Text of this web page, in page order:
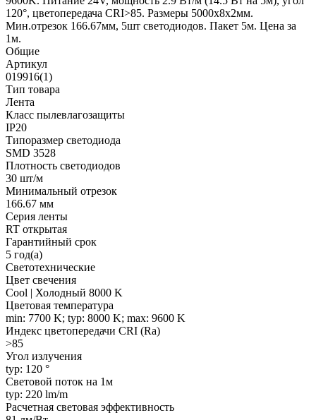
120°, цветопередача CRI>85. Размеры 5000х8x2мм.
Мин.отрезок 166.67мм, 5шт светодиодов. Пакет 5м. Цена за
1м.
Общие
Артикул
019916(1)
Тип товара
Лента
Класс пылевлагозащиты
IP20
Типоразмер светодиода
SMD 3528
Плотность светодиодов
30 шт/м
Минимальный отрезок
166.67 мм
Серия ленты
RT открытая
Гарантийный срок
5 год(а)
Светотехнические
Цвет свечения
Cool | Холодный 8000 K
Цветовая температура
min: 7700 K; typ: 8000 K; max: 9600 K
Индекс цветопередачи CRI (Ra)
>85
Угол излучения
typ: 120 °
Световой поток на 1м
typ: 220 lm/m
Расчетная световая эффективность